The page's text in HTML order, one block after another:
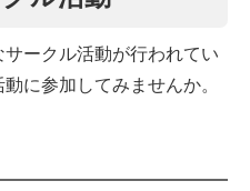
ークル活動が行われてい
に参加してみませんか。